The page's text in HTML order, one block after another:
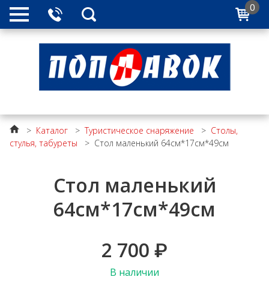
0
> Каталог >Туристическое снаряжение > Столы,
стулья, табуреты
> Стол маленький 64см*17см*49см
Стол маленький
64см*17см*49см
2 700 ₽
В наличии